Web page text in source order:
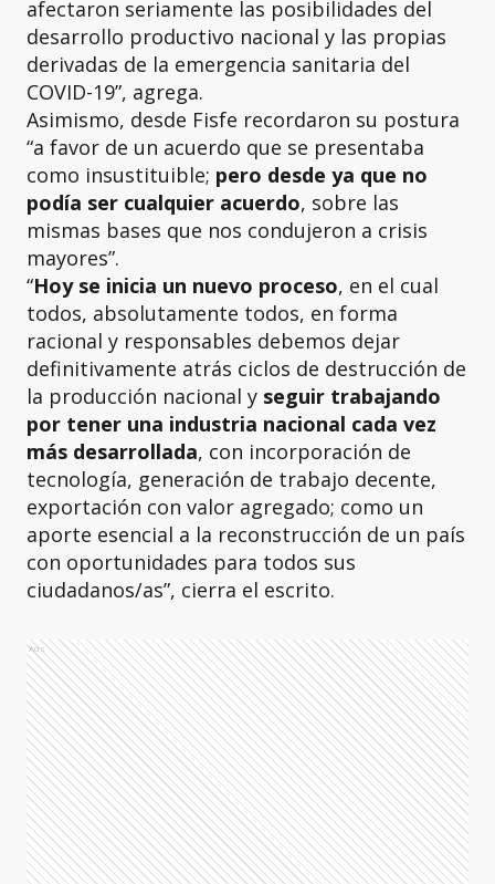
afectaron seriamente las posibilidades del
desarrollo productivo nacional y las propias
derivadas de la emergencia sanitaria del
COVID-19”, agrega.
Asimismo, desde Fisfe recordaron su postura
“a favor de un acuerdo que se presentaba
como insustituible; pero desde ya que no
podía ser cualquier acuerdo, sobre las
mismas bases que nos condujeron a crisis
mayores”.
“Hoy se inicia un nuevo proceso, en el cual
todos, absolutamente todos, en forma
racional y responsables debemos dejar
definitivamente atrás ciclos de destrucción de
la producción nacional y seguir trabajando
por tener una industria nacional cada vez
más desarrollada, con incorporación de
tecnología, generación de trabajo decente,
exportación con valor agregado; como un
aporte esencial a la reconstrucción de un país
con oportunidades para todos sus
ciudadanos/as”, cierra el escrito.
Ads